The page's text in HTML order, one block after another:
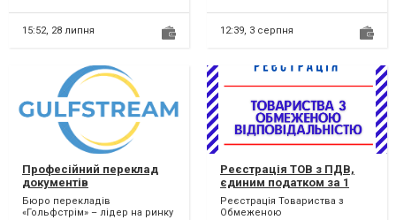
від Grafix! Хочете, щ...
15:52, 28 липня
покращення своїх навичок
спілк...
12:39, 3 серпня
Професійний переклад
документів
Бюро перекладів
«Гольфстрім» – лідер на ринку
Реєстрація ТОВ з ПДВ,
єдиним податком за 1
день.
Реєстрація Товариства з
Обмеженою